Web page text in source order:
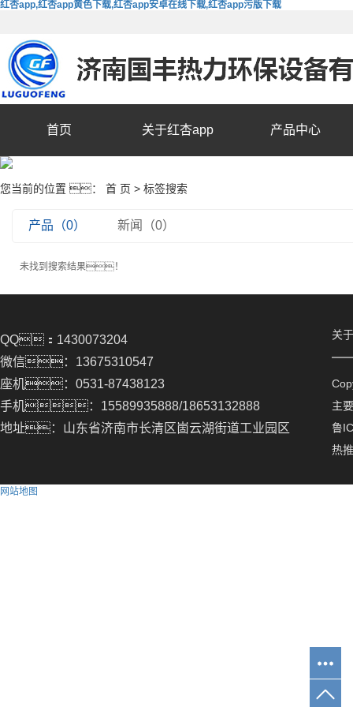
红杏app,红杏app黄色下载,红杏app安卓在线下载,红杏app污版下载
首页 关于红杏app 产品中心
您当前的位置 ： 首 页 > 标签搜索
产品（0） 新闻（0）
未找到搜索结果！
QQ：1430073204
微信：13675310547
座机：0531-87438123
手机：15589935888/18653132888
地址：山东省济南市长清区崮云湖街道工业园区
关
主
鲁
热
网站地图